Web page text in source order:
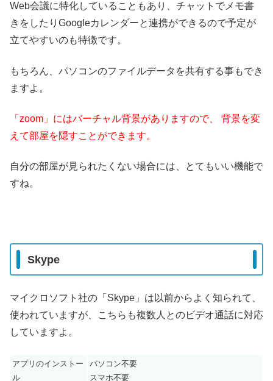
Web会議に特化していることもあり、チャットでメモ書
きをしたりGoogleカレンダーと連携ができるので予定が
立てやすいのも特徴です。
もちろん、パソコンのファイルデータを共有する事もでき
ますよ。
「zoom」にはバーチャル背景がありますので、 背景を変
えて部屋を隠すことができます。
自分の部屋が見られたくない場合には、とてもいい機能で
すね。
Skype
マイクロソフト社の「Skype」は以前からよく知られて、
使われていますが、こちらも複数人とのビデオ通話に対応
していますよ。
アプリのインストー
ル
パソコン不要
スマホ不要